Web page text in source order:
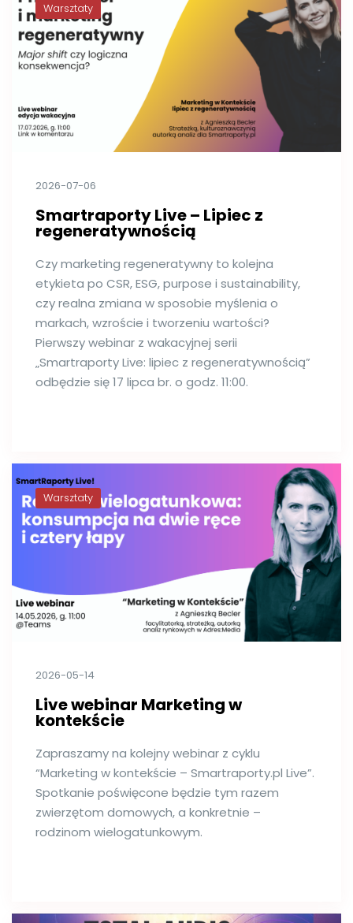
Warsztaty
2026-07-06
Smartraporty Live – Lipiec z
regeneratywnością
Czy marketing regeneratywny to kolejna
etykieta po CSR, ESG, purpose i sustainability,
czy realna zmiana w sposobie myślenia o
markach, wzroście i tworzeniu wartości?
Pierwszy webinar z wakacyjnej serii
„Smartraporty Live: lipiec z regeneratywnością”
odbędzie się 17 lipca br. o godz. 11:00.
Warsztaty
2026-05-14
Live webinar Marketing w
kontekście
Zapraszamy na kolejny webinar z cyklu
“Marketing w kontekście – Smartraporty.pl Live”.
Spotkanie poświęcone będzie tym razem
zwierzętom domowych, a konkretnie –
rodzinom wielogatunkowym.